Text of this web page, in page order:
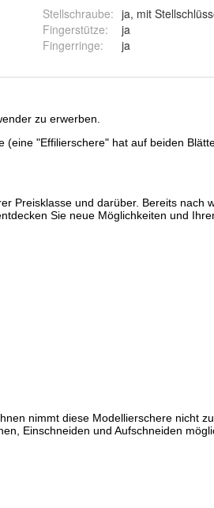
Stellschraube: ja, mit
Fingerstütze:
ja
Fingerringe: ja